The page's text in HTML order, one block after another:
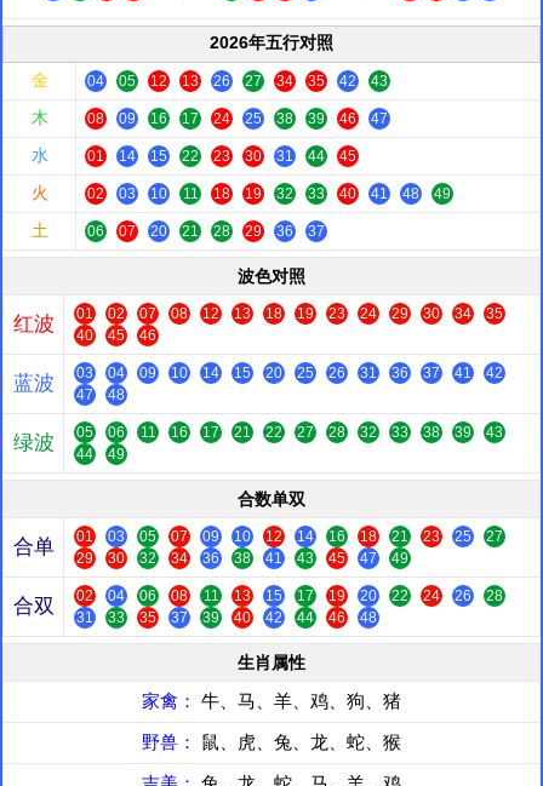
2026年五行对照
金
04 05 12 13 26 27 34 35 42 43
木 08 09 16 17 24 25 38 39 46 47
水 01 14 15 22 23 30 31 44 45
火 02 03 10 11 18 19 32 33 40 41 48 49
土 06 07 20 21 28 29 36 37
波色对照
红波 01 02 07 08 12 13 18 19 23 24 29 30 34
35
40
45 46
蓝波 03 04 09 10 14 15 20 25 26 31 36 37 41
42
47
48
绿波 05 06 11 16 17 21 22 27 28 32 33 38 39
43
44
49
合数单双
合单 01 03 05 07 09 10 12 14 16 18 21 23 25
27
29
30 32 34 36 38 41 43 45 47 49
合双 02 04 06 08 11 13 15 17 19 20 22 24 26
28
31
33 35 37 39 40 42 44 46 48
生肖属性
家禽： 牛、马、羊、鸡、狗、猪
野兽： 鼠、虎、兔、龙、蛇、猴